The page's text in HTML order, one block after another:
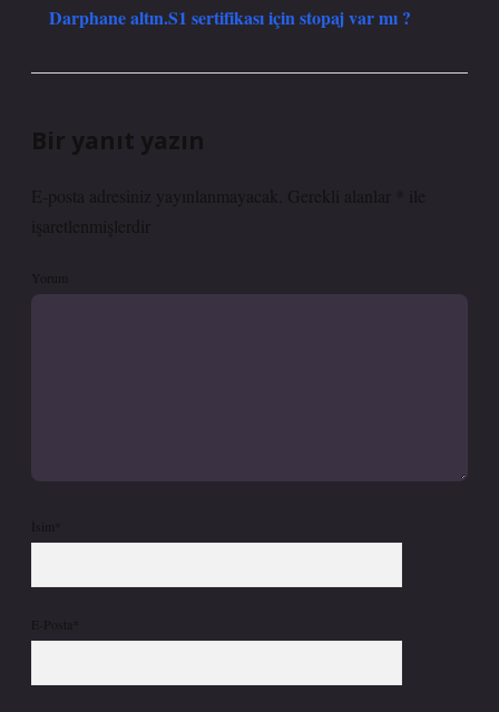
Darphane altın.S1 sertifikası için stopaj var mı ?
Bir yanıt yazın
E-posta adresiniz yayınlanmayacak. Gerekli alanlar
ile
işaretlenmişlerdir
Yorum
İsim*
E-Posta*